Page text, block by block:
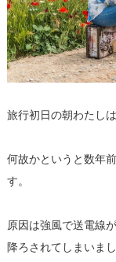
旅行初日の朝わたし
何故かというと数年
す。
原因は強風で送電線
降ろされてしまいまし